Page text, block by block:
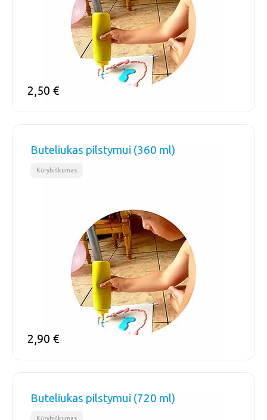
2,50 €
Buteliukas pilstymui (360 ml)
Kūrybiškumas
2,90 €
Buteliukas pilstymui (720 ml)
Kūrybiškumas